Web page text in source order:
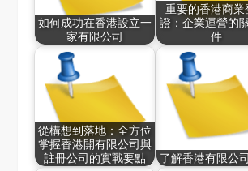
如何成功在香港設立一
家有限公司
重要的香港商業
證：企業運營的
件
從構想到落地：全方位
掌握香港開有限公司與
註冊公司的實戰要點
了解香港有限公